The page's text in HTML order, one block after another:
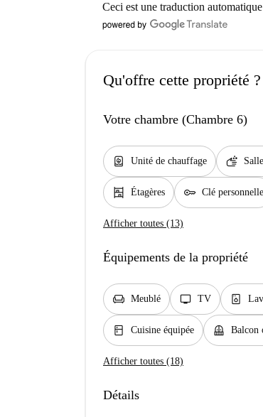
Ceci est une traduction
Qu'offre cette propriété ?
Votre chambre (Chambre 6)
water_heater Unité de chauffage soap
shelves Étagères key Clé personnelle
Afficher toutes (13)
Équipements de la propriété
chair Meublé tv TV dishwasher_gen
kitchen Cuisine équipée balcony Balcon
Afficher toutes (18)
Détails